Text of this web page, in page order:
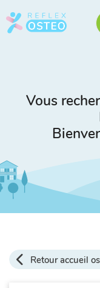
Vous
Retour accueil